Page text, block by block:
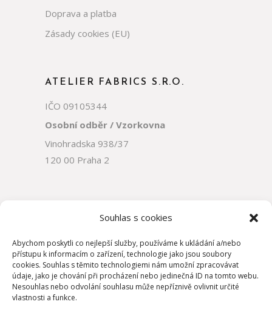
Souhlas s cookies
Abychom poskytli co nejlepší služby, používáme k ukládání a/nebo
přístupu k informacím o zařízení, technologie jako jsou soubory
cookies. Souhlas s těmito technologiemi nám umožní zpracovávat
údaje, jako je chování při procházení nebo jedinečná ID na tomto webu.
Nesouhlas nebo odvolání souhlasu může nepříznivě ovlivnit určité
vlastnosti a funkce.
Doprava a platba
Zásady cookies (EU)
ATELIER FABRICS S.R.O.
IČO 09105344
Osobní odběr / Vzorkovna
Vinohradska 938/37
120 00 Praha 2